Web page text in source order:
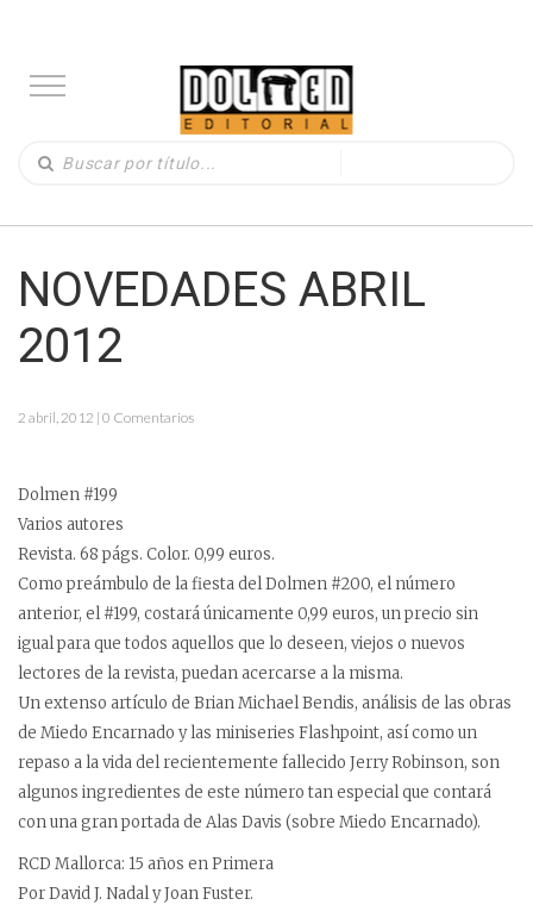
NOVEDADES ABRIL
2012
2 abril, 2012 | 0 Comentarios
Dolmen #199
Varios autores
Revista. 68 págs. Color. 0,99 euros.
Como preámbulo de la fiesta del Dolmen #200, el número
anterior, el #199, costará únicamente 0,99 euros, un precio sin
igual para que todos aquellos que lo deseen, viejos o nuevos
lectores de la revista, puedan acercarse a la misma.
Un extenso artículo de Brian Michael Bendis, análisis de las obras
de Miedo Encarnado y las miniseries Flashpoint, así como un
repaso a la vida del recientemente fallecido Jerry Robinson, son
algunos ingredientes de este número tan especial que contará
con una gran portada de Alas Davis (sobre Miedo Encarnado).
RCD Mallorca: 15 años en Primera
Por David J. Nadal y Joan Fuster.